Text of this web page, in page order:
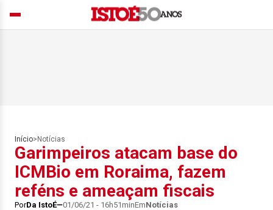
Início> Notícias
Garimpeiros atacam base do
ICMBio em Roraima, fazem
reféns e ameaçam fiscais
PorDa IstoÉ 01/06/21 - 16h51minEmNotícias